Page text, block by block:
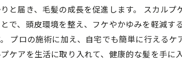
と届き、毛髪の成長を促進します。 スカル
で、頭皮環境を整え、フケやかゆみを軽減
プロの施術に加え、自宅でも簡単に行える
ケアを生活に取り入れて、健康的な髪を手に